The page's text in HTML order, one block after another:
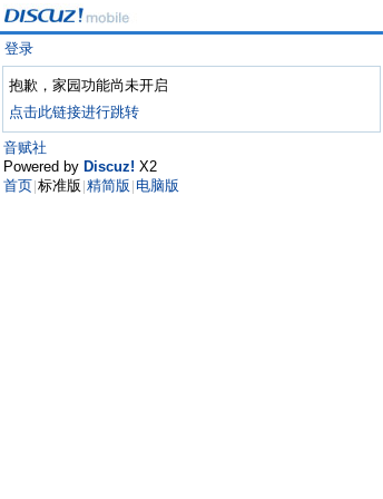
登录
抱歉，家园功能尚未开启
点击此链接进行跳转
音赋社
Powered by Discuz! X2
首页 标准版 精简版 电脑版